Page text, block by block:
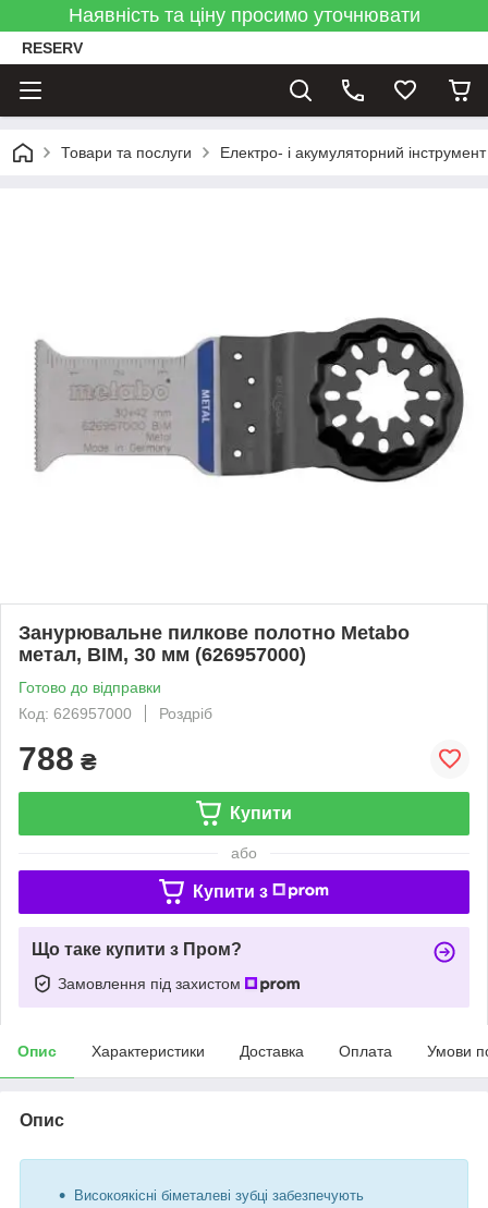
Наявність та ціну просимо уточнювати
RESERV
Товари та послуги Електро- і акумуляторний інструмент
Занурювальне пилкове полотно Metabo
метал, BIM, 30 мм (626957000)
Готово до відправки
Код: 626957000
Роздріб
788 ₴
Купити
або
Купити з
Що таке купити з Пром?
Замовлення під захистом
Опис Характеристики Доставка Оплата Умови
Опис
Високоякісні біметалеві зубці забезпечують